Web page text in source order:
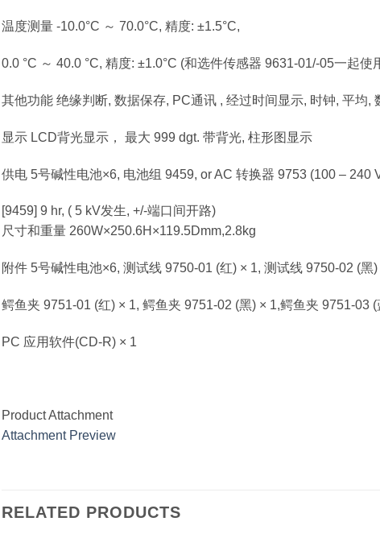
温度测量 -10.0°C ～ 70.0°C, 精度: ±1.5°C,
0.0 °C ～ 40.0 °C, 精度: ±1.0°C (和选件传感器 9631-01/-05一起使
其他功能 绝缘判断, 数据保存, PC通讯 , 经过时间显示, 时钟, 平均,
显示 LCD背光显示， 最大 999 dgt. 带背光, 柱形图显示
供电 5号碱性电池×6, 电池组 9459, or AC 转换器 9753 (100 – 240
[9459] 9 hr, ( 5 kV发生, +/-端口间开路)
尺寸和重量 260W×250.6H×119.5Dmm,2.8kg
附件 5号碱性电池×6, 测试线 9750-01 (红) × 1, 测试线 9750-02 (黑
鳄鱼夹 9751-01 (红) × 1, 鳄鱼夹 9751-02 (黑) × 1,鳄鱼夹 9751-03
PC 应用软件(CD-R) × 1
Product Attachment
Attachment Preview
RELATED PRODUCTS